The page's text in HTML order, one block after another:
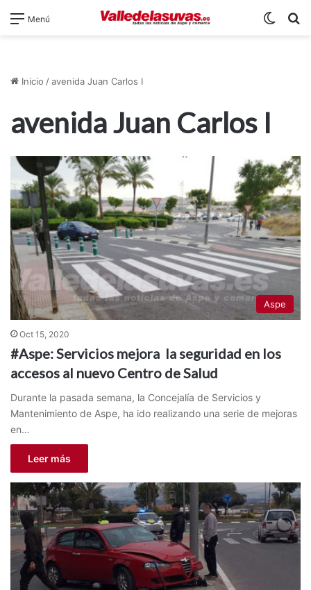
Menú
Inicio /avenida Juan Carlos I
avenida Juan Carlos I
Aspe
Oct 15, 2020
#Aspe: Servicios mejora la seguridad en los
accesos al nuevo Centro de Salud
Durante la pasada semana, la Concejalía de Servicios y
Mantenimiento de Aspe, ha ido realizando una serie de mejoras
en…
Leer más